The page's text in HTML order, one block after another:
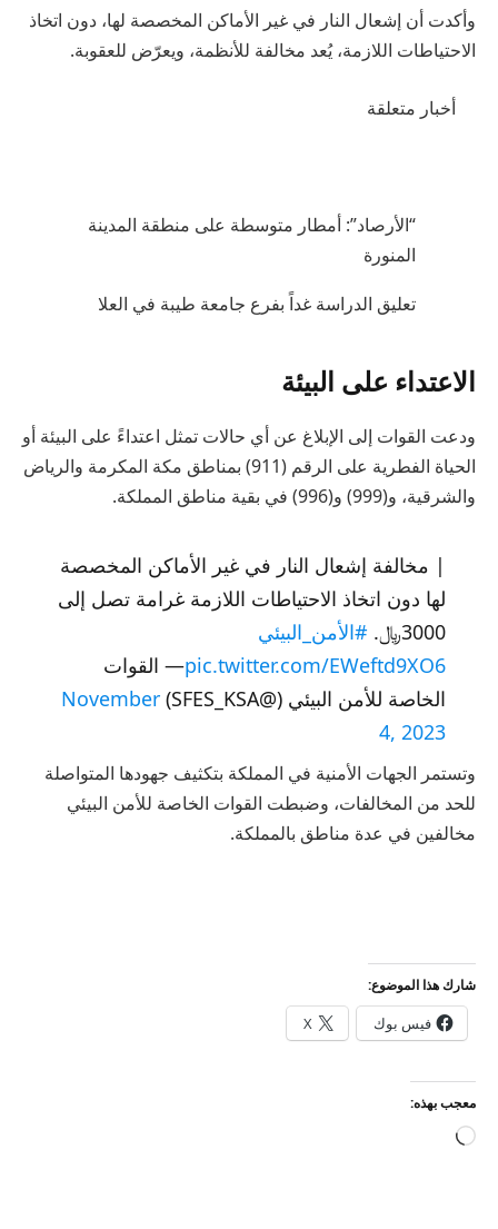
وأكدت أن إشعال النار في غير الأماكن المخصصة لها، دون اتخاذ
الاحتياطات اللازمة، يُعد مخالفة للأنظمة، ويعرّض للعقوبة.
أخبار متعلقة
“الأرصاد”: أمطار متوسطة على منطقة المدينة
المنورة
تعليق الدراسة غداً بفرع جامعة طيبة في العلا
الاعتداء على البيئة
ودعت القوات إلى الإبلاغ عن أي حالات تمثل اعتداءً على البيئة أو
الحياة الفطرية على الرقم (911) بمناطق مكة المكرمة والرياض
والشرقية، و(999) و(996) في بقية مناطق المملكة.
| مخالفة إشعال النار في غير الأماكن المخصصة
لها دون اتخاذ الاحتياطات اللازمة غرامة تصل إلى
3000﷼.
#الأمن_البيئي
pic.twitter.com/EWeftd9XO6— القوات
الخاصة للأمن البيئي (@SFES_KSA)
November
4, 2023
وتستمر الجهات الأمنية في المملكة بتكثيف جهودها المتواصلة
للحد من المخالفات، وضبطت القوات الخاصة للأمن البيئي
مخالفين في عدة مناطق بالمملكة.
شارك هذا الموضوع:
فيس بوك X
معجب بهذه:
جاري